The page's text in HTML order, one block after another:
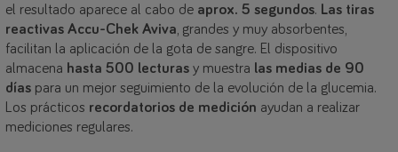
el resultado aparece al cabo de aprox. 5 segundos. Las tiras
reactivas Accu-Chek Aviva, grandes y muy absorbentes,
facilitan la aplicación de la gota de sangre. El dispositivo
almacena hasta 500 lecturas y muestra las medias de 90
días para un mejor seguimiento de la evolución de la glucemia.
Los prácticos recordatorios de medición ayudan a realizar
mediciones regulares.